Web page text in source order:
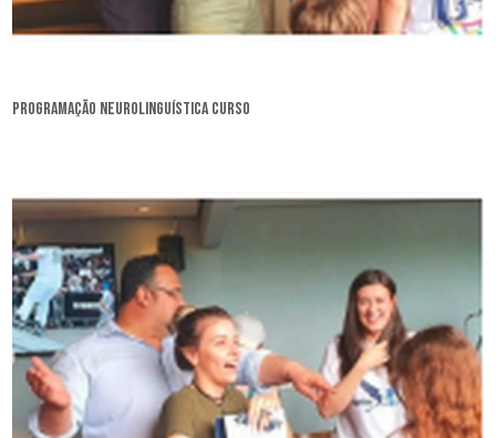
programação neurolinguística curso